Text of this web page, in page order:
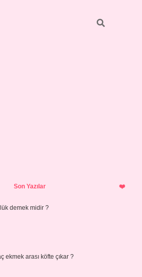
Son Yazılar
demek midir ?
ekmek arası köfte çıkar ?